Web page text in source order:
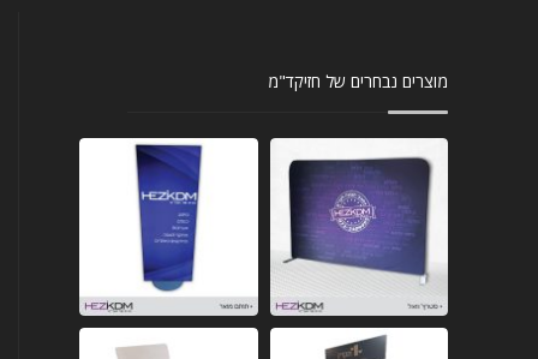
מוצרים נבחרים של חזיקד"מ